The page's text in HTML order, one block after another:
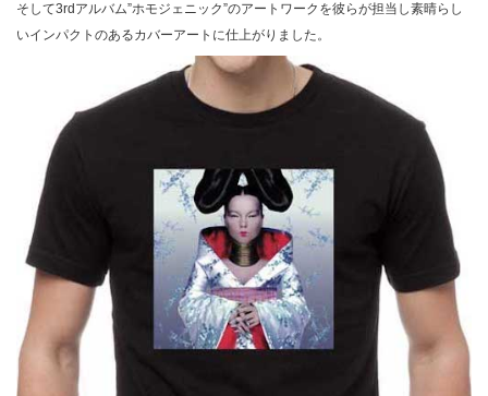
そして3rdアルバム”ホモジェニック”のアートワークを彼らが担当し素晴らし
いインパクトのあるカバーアートに仕上がりました。